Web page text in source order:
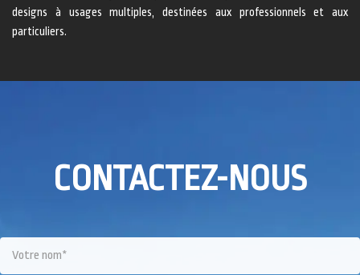
designs à usages multiples, destinées aux professionnels et aux
particuliers.
CONTACTEZ-NOUS